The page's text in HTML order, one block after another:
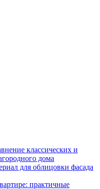
классических и
дома
для облицовки фасада
практичные